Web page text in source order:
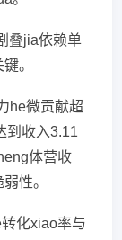
叠jia依赖单
。
he微贡献超
到收入3.11
体营收
性。
化xiao率与